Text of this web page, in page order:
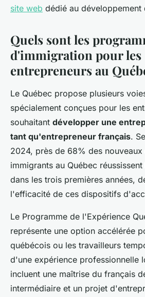
site web dédié au développement
Quels sont les
d'immigration pour les
entrepreneurs au
Le Québec propose plusieurs
spécialement conçues pour les
souhaitant développer une
tant qu'entrepreneur français.
2024, près de 68% des nouveaux
immigrants au Québec
dans les trois premières années,
l'efficacité de ces dispositifs
Le Programme de l'Expérience
représente une option accélérée
québécois ou les travailleurs
d'une expérience professionnelle
incluent une maîtrise du français
intermédiaire et un projet